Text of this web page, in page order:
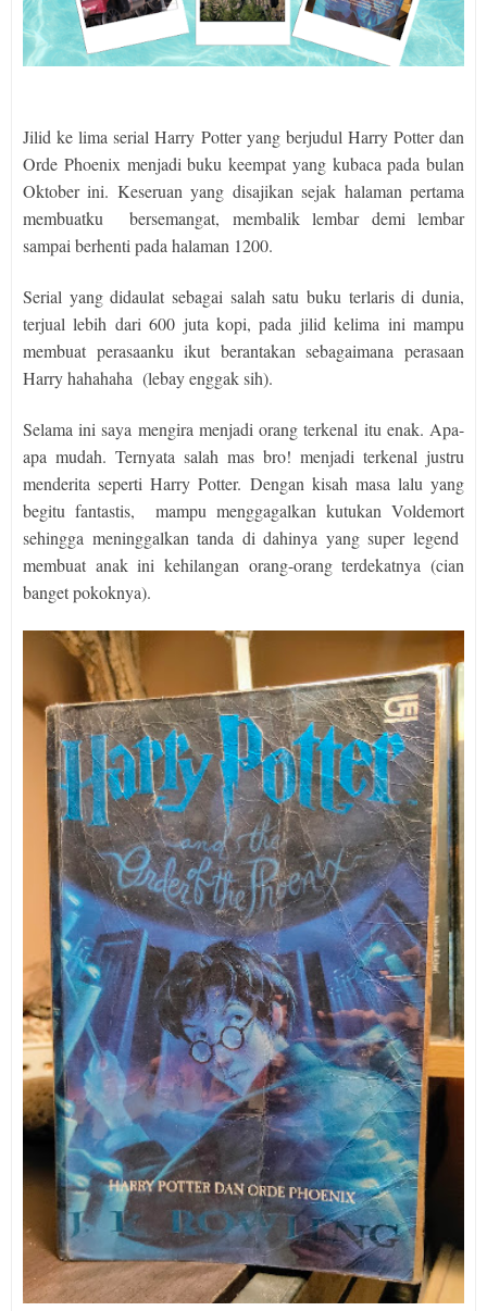
Jilid ke lima serial Harry Potter yang berjudul Harry Potter dan
Orde Phoenix menjadi buku keempat yang kubaca pada bulan
Oktober ini. Keseruan yang disajikan sejak halaman pertama
membuatku
bersemangat, membalik lembar demi lembar
sampai berhenti pada halaman 1200.
Serial yang didaulat sebagai salah satu buku terlaris di dunia,
terjual lebih dari 600 juta kopi, pada jilid kelima ini mampu
membuat perasaanku ikut berantakan sebagaimana perasaan
Harry hahahaha (lebay enggak sih).
Selama ini saya mengira menjadi orang terkenal itu enak. Apa-
apa mudah. Ternyata salah mas bro! menjadi terkenal justru
menderita seperti Harry Potter. Dengan kisah masa lalu yang
begitu fantastis,
mampu menggagalkan kutukan Voldemort
sehingga meninggalkan tanda di dahinya yang super legend
membuat anak ini kehilangan orang-orang terdekatnya (cian
banget pokoknya).